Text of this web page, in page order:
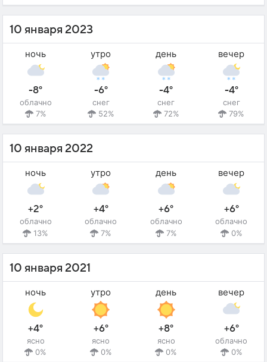
10 января 2023
ночь
-8°
облачно
7%
утро
-6°
снег
52%
день
-4°
снег
72%
вечер
-4°
снег
79%
10 января 2022
ночь
+2°
облачно
13%
утро
+4°
облачно
7%
день
+6°
облачно
7%
вечер
+6°
облачно
0%
10 января 2021
ночь
+4°
ясно
0%
утро
+6°
ясно
0%
день
+8°
ясно
0%
вечер
+6°
облачно
0%